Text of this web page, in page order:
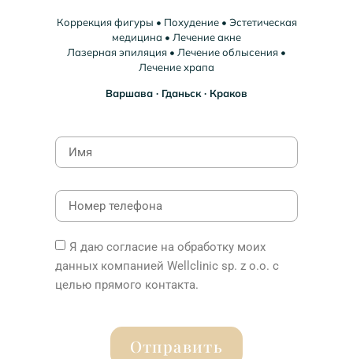
Коррекция фигуры • Похудение • Эстетическая
медицина • Лечение акне
Лазерная эпиляция • Лечение облысения •
Лечение храпа
Варшава ∙ Гданьск ∙ Краков
Я даю согласие на обработку моих
данных компанией Wellclinic sp. z o.o. с
целью прямого контакта.
Отправить